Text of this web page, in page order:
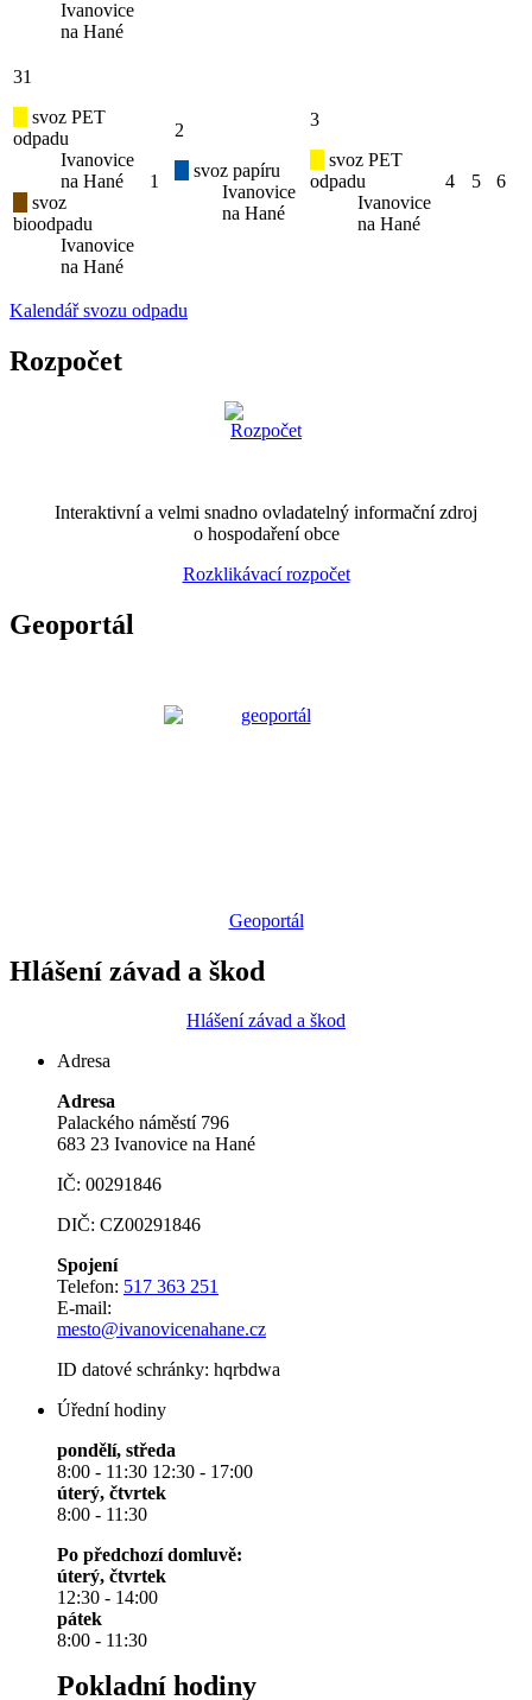
Ivanovice
na Hané
31
svoz PET
odpadu
Ivanovice
na Hané
svoz
bioodpadu
Ivanovice
na Hané
1
2
svoz papíru
Ivanovice
na Hané
3
svoz PET
odpadu
Ivanovice
na Hané
4 5 6
Kalendář svozu odpadu
Rozpočet
Interaktivní a velmi snadno ovladatelný informační zdroj
o hospodaření obce
Rozklikávací rozpočet
Geoportál
Geoportál
Hlášení závad a škod
Hlášení závad a škod
Adresa
Adresa
Palackého náměstí 796
683 23 Ivanovice na Hané
IČ: 00291846
DIČ: CZ00291846
Spojení
Telefon: 517 363 251
E-mail:
mesto@ivanovicenahane.cz
ID datové schránky: hqrbdwa
Úřední hodiny
pondělí, středa
8:00 - 11:30 12:30 - 17:00
úterý, čtvrtek
8:00 - 11:30
Po předchozí domluvě:
úterý, čtvrtek
12:30 - 14:00
pátek
8:00 - 11:30
Pokladní hodiny